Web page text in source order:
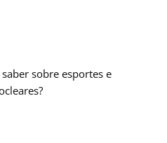
sobre esportes e